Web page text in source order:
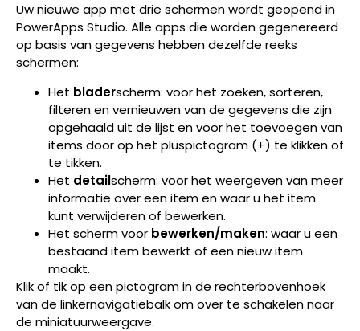
Uw nieuwe app met drie schermen wordt geopend in
PowerApps Studio. Alle apps die worden gegenereerd
op basis van gegevens hebben dezelfde reeks
schermen:
Het bladerscherm: voor het zoeken, sorteren,
filteren en vernieuwen van de gegevens die zijn
opgehaald uit de lijst en voor het toevoegen van
items door op het pluspictogram (+) te klikken of
te tikken.
Het detailscherm: voor het weergeven van meer
informatie over een item en waar u het item
kunt verwijderen of bewerken.
Het scherm voor bewerken/maken: waar u een
bestaand item bewerkt of een nieuw item
maakt.
Klik of tik op een pictogram in de rechterbovenhoek
van de linkernavigatiebalk om over te schakelen naar
de miniatuurweergave.